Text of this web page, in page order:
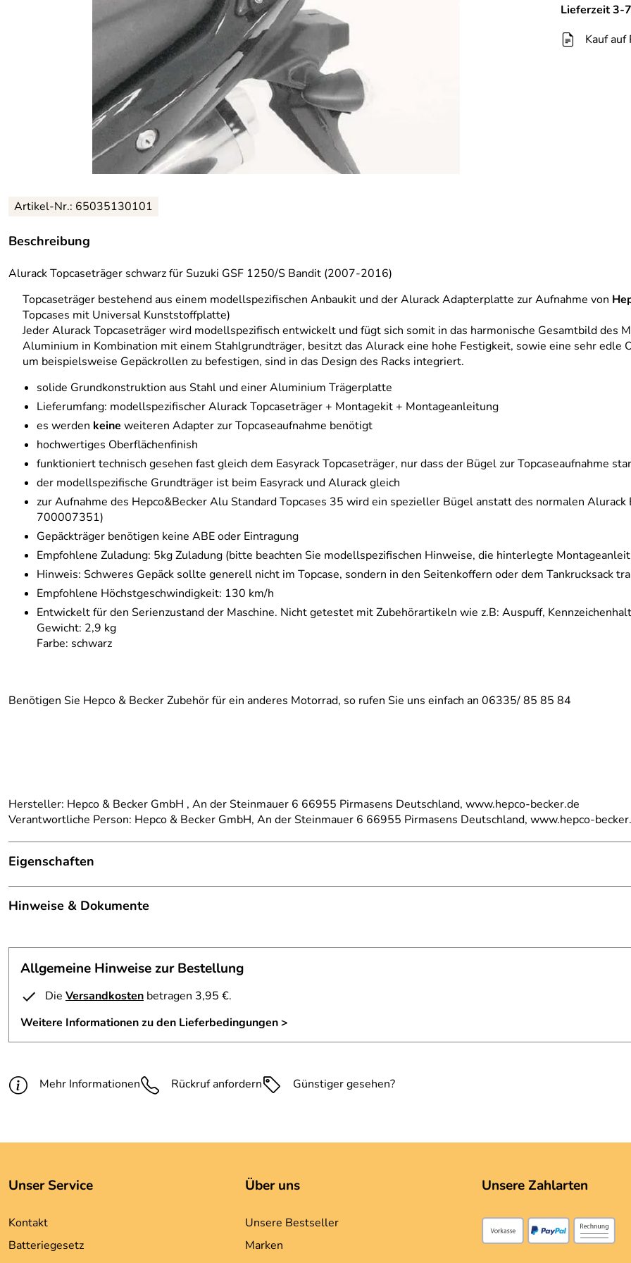
Lieferzeit 3-
Kauf auf
Artikel-Nr.: 65035130101
Beschreibung
Alurack Topcaseträger schwarz für Suzuki GSF 1250/S Bandit (2007-2016)
Topcaseträger bestehend aus einem modellspezifischen Anbaukit und der Alurack Adapterplatte zur Aufnahme von
Topcases mit Universal Kunststoffplatte)
Jeder Alurack Topcaseträger wird modellspezifisch entwickelt und fügt sich somit in das harmonische Gesamtbild des
Aluminium in Kombination mit einem Stahlgrundträger, besitzt das Alurack eine hohe Festigkeit, sowie eine sehr edle
um beispielsweise Gepäckrollen zu befestigen, sind in das Design des Racks integriert.
solide Grundkonstruktion aus Stahl und einer Aluminium Trägerplatte
Lieferumfang: modellspezifischer Alurack Topcaseträger + Montagekit + Montageanleitung
es werden keine weiteren Adapter zur Topcaseaufnahme benötigt
hochwertiges Oberflächenfinish
funktioniert technisch gesehen fast gleich dem Easyrack Topcaseträger, nur dass der Bügel zur Topcaseaufnahme
der modellspezifische Grundträger ist beim Easyrack und Alurack gleich
zur Aufnahme des Hepco&Becker Alu Standard Topcases 35 wird ein spezieller Bügel anstatt des normalen
700007351)
Gepäckträger benötigen keine ABE oder Eintragung
Empfohlene Zuladung: 5kg Zuladung (bitte beachten Sie modellspezifischen Hinweise, die hinterlegte
Hinweis: Schweres Gepäck sollte generell nicht im Topcase, sondern in den Seitenkoffern oder dem Tankrucksack
Empfohlene Höchstgeschwindigkeit: 130 km/h
Entwickelt für den Serienzustand der Maschine. Nicht getestet mit Zubehörartikeln wie z.B: Auspuff,
Gewicht: 2,9 kg
Farbe: schwarz
Benötigen Sie Hepco & Becker Zubehör für ein anderes Motorrad, so rufen Sie uns einfach an 06335/ 85 85 84
Hersteller: Hepco & Becker GmbH , An der Steinmauer 6 66955 Pirmasens Deutschland, www.hepco-becker.de
Verantwortliche Person: Hepco & Becker GmbH, An der Steinmauer 6 66955 Pirmasens Deutschland, www.hepco-
Eigenschaften
Details
passend für:
Suzuki GSF 1250/S Bandit (2007-2016)
Hinweise & Dokumente
Klicken Sie hier für weitere Informationen. (1.536kB)
Allgemeine Hinweise zur Bestellung
Die Versandkosten betragen 3,95 €.
Weitere Informationen zu den Lieferbedingungen >
Mehr Informationen Rückruf anfordern Günstiger gesehen?
Unser Service
Kontakt
Batteriegesetz
Über uns
Unsere Bestseller
Marken
Unsere Zahlarten